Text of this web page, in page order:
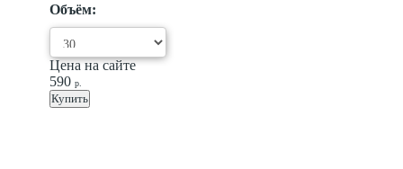
Объём:
Цена на сайте
590 р.
Купить